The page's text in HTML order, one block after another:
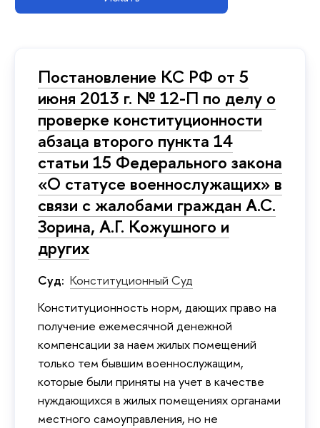
Постановление КС РФ от 5
июня 2013 г. № 12-П по делу о
проверке конституционности
абзаца второго пункта 14
статьи 15 Федерального закона
«О статусе военнослужащих» в
связи с жалобами граждан А.С.
Зорина, А.Г. Кожушного и
других
Суд: Конституционный Суд
Конституционность норм, дающих право на
получение ежемесячной денежной
компенсации за наем жилых помещений
только тем бывшим военнослужащим,
которые были приняты на учет в качестве
нуждающихся в жилых помещениях органами
местного самоуправления, но не